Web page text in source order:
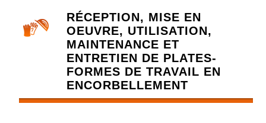
RÉCEPTION, MISE EN
OEUVRE, UTILISATION,
MAINTENANCE ET
ENTRETIEN DE PLATES-
FORMES DE TRAVAIL EN
ENCORBELLEMENT